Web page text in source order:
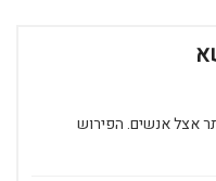
אצל אנשים. הפירוש